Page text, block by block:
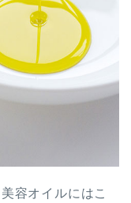
容オイルにはこ